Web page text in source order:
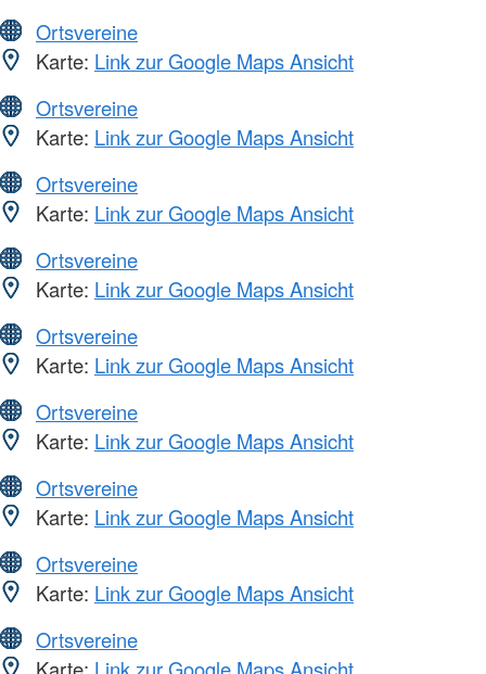
Ortsvereine
Karte: Link zur Google Maps Ansicht
Ortsvereine
Karte: Link zur Google Maps Ansicht
Ortsvereine
Karte: Link zur Google Maps Ansicht
Ortsvereine
Karte: Link zur Google Maps Ansicht
Ortsvereine
Karte: Link zur Google Maps Ansicht
Ortsvereine
Karte: Link zur Google Maps Ansicht
Ortsvereine
Karte: Link zur Google Maps Ansicht
Ortsvereine
Karte: Link zur Google Maps Ansicht
Ortsvereine
Karte: Link zur Google Maps Ansicht